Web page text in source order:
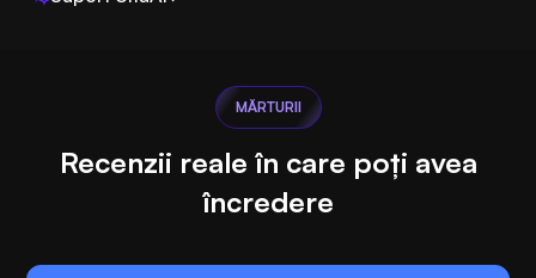
MĂRTURII
Recenzii reale în care poți avea
încredere